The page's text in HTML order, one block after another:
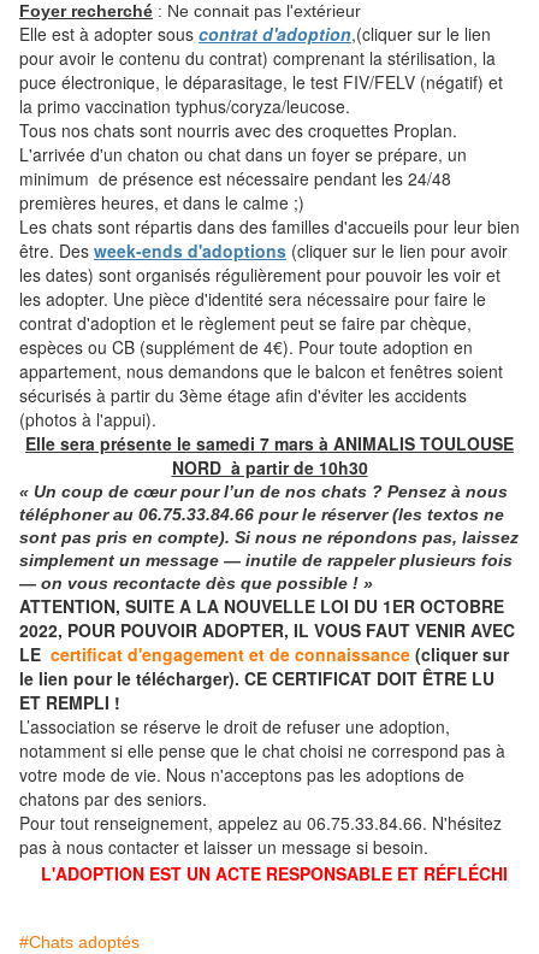
Foyer recherché : Ne connait pas l'extérieur
Elle est à adopter sous contrat d'adoption,(cliquer sur le lien
pour avoir le contenu du contrat) comprenant la stérilisation, la
puce électronique, le déparasitage, le test FIV/FELV (négatif) et
la primo vaccination typhus/coryza/leucose.
Tous nos chats sont nourris avec des croquettes Proplan.
L'arrivée d'un chaton ou chat dans un foyer se prépare, un
minimum de présence est nécessaire pendant les 24/48
premières heures, et dans le calme ;)
Les chats sont répartis dans des familles d'accueils pour leur bien
être. Des week-ends d'adoptions (cliquer sur le lien pour avoir
les dates) sont organisés régulièrement pour pouvoir les voir et
les adopter. Une pièce d'identité sera nécessaire pour faire le
contrat d'adoption et le règlement peut se faire par chèque,
espèces ou CB (supplément de 4€). Pour toute adoption en
appartement, nous demandons que le balcon et fenêtres soient
sécurisés à partir du 3ème étage afin d'éviter les accidents
(photos à l'appui).
Elle sera présente le samedi 7 mars à ANIMALIS TOULOUSE
NORD à partir de 10h30
« Un coup de cœur pour l’un de nos chats ? Pensez à nous
téléphonerau 06.75.33.84.66 pour le réserver (les textos ne
sont pas pris en compte). Si nous ne répondons pas, laissez
simplement un message — inutile de rappeler plusieurs fois
— on vous recontacte dès que possible ! »
ATTENTION, SUITE A LA NOUVELLE LOI DU 1ER OCTOBRE
2022, POUR POUVOIR ADOPTER, IL VOUS FAUT VENIR AVEC
LE certificat d'engagement et de connaissance (cliquer sur
le lien pour le télécharger). CE CERTIFICAT DOIT ÊTRE LU
ET REMPLI !
L’association se réserve le droit de refuser une adoption,
notamment si elle pense que le chat choisi ne correspond pas à
votre mode de vie. Nous n'acceptons pas les adoptions de
chatons par des seniors.
Pour tout renseignement, appelez au 06.75.33.84.66. N'hésitez
pas à nous contacter et laisser un message si besoin.
L'ADOPTION EST UN ACTE RESPONSABLE ET RÉFLÉCHI
#Chats adoptés